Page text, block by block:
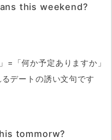
this weekend?
「何か予定ありますか」
デートの誘い文句です
tommorw?